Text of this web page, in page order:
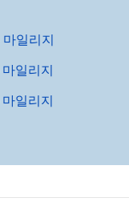
일리지
일리지
일리지